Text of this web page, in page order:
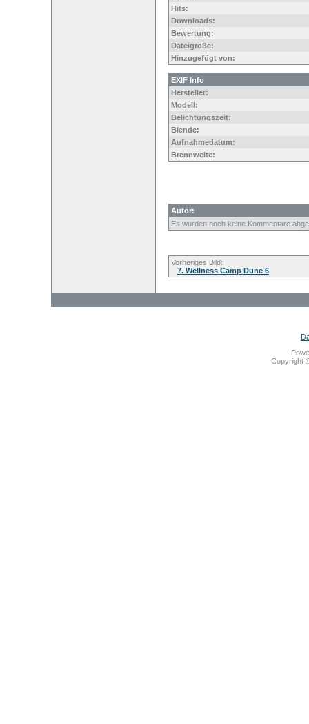
Hits:
Downloads:
Bewertung:
Dateigröße:
Hinzugefügt von:
EXIF Info
Hersteller:
Modell:
Belichtungszeit:
Blende:
Aufnahmedatum:
Brennweite:
Autor:
Es wurden noch keine Kommentare
Vorheriges Bild:
7. Wellness Camp Düne 6
Copyright